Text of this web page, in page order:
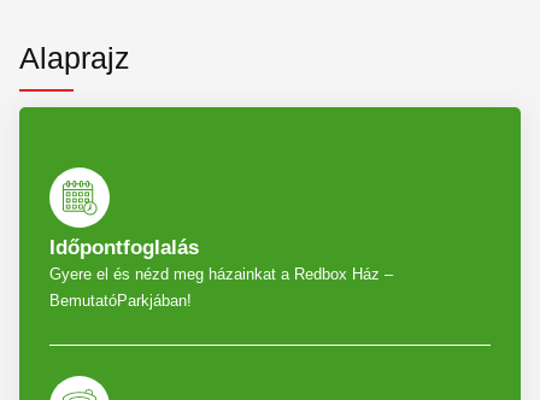
Alaprajz
Időpontfoglalás
Gyere el és nézd meg házainkat a Redbox Ház –
BemutatóParkjában!